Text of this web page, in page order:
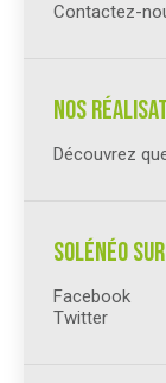
Contactez-
Nos
Découvrez
Solénéo
Facebook
Twitter